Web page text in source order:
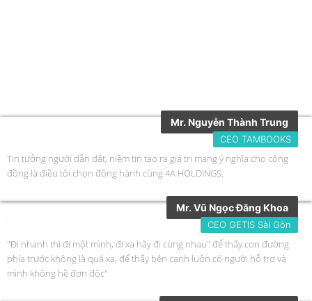
Mr. Nguyễn Thành Trung
CEO TAMBOOKS
Tin tưởng người dẫn dắt, niềm tin tạo ra giá trị mang ý nghĩa cho cộng
đồng là điều tôi chọn đồng hành cùng 4A HOLDINGS.
Mr. Vũ Ngọc Đăng Khoa
CEO GETIS Sài Gòn
"Đi nhanh thì đi một mình, đi xa hãy đi cùng nhau" để thấy con đường
phía trước không là quá xa, để thấy bên cạnh luôn có người hỗ trợ và
mình không hề đơn độc"